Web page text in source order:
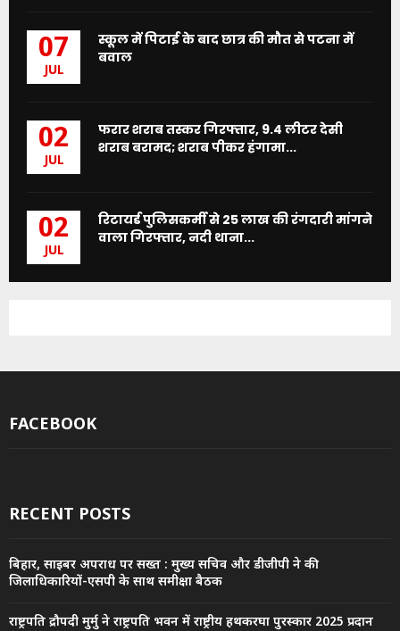
07
JUL
स्कूल में पिटाई के बाद छात्र की मौत से पटना में
बवाल
02
JUL
फरार शराब तस्कर गिरफ्तार, 9.4 लीटर देसी
शराब बरामद; शराब पीकर हंगामा...
02
JUL
रिटायर्ड पुलिसकर्मी से 25 लाख की रंगदारी मांगने
वाला गिरफ्तार, नदी थाना...
FACEBOOK
RECENT POSTS
बिहार, साइबर अपराध पर सख्त : मुख्य सचिव और डीजीपी ने की
जिलाधिकारियों-एसपी के साथ समीक्षा बैठक
राष्ट्रपति द्रौपदी मुर्मु ने राष्ट्रपति भवन में राष्ट्रीय हथकरघा पुरस्कार 2025 प्रदान